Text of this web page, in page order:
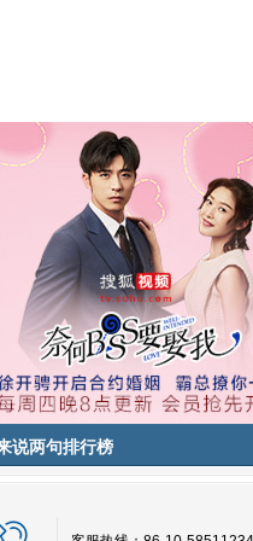
说两句排行榜